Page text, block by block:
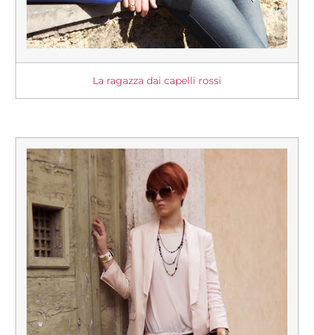
La ragazza dai capelli rossi